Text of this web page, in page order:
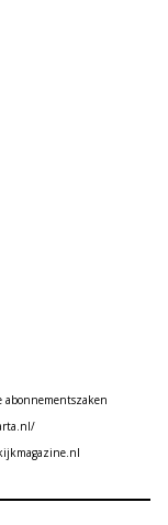
abonnementszaken